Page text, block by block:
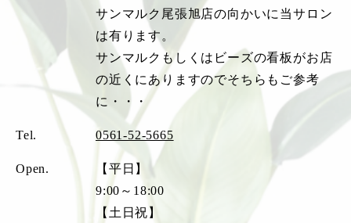
サンマルク尾張旭店の向かいに当サロン
は有ります。
サンマルクもしくはビーズの看板がお店
の近くにありますのでそちらもご参考
に・・・
Tel. 0561-52-5665
Open.
【平日】
9:00～18:00
【土日祝】